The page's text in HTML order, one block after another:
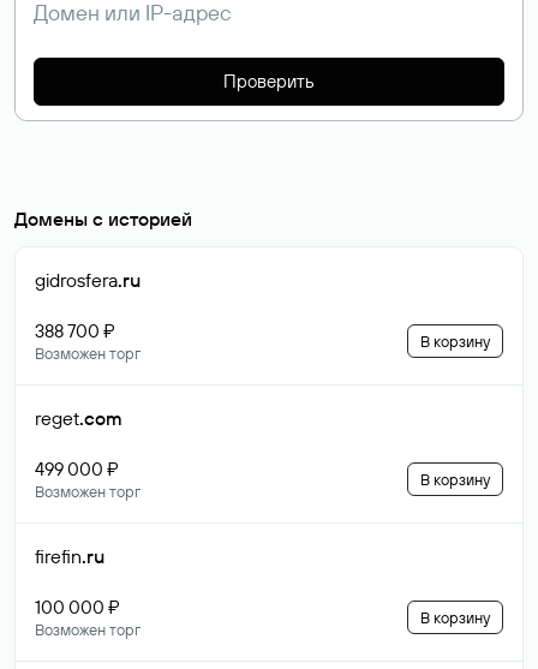
Проверить
Домены с историей
gidrosfera.ru
388 700 ₽
Возможен торг
В корзину
reget.com
499 000 ₽
Возможен торг
В корзину
firefin.ru
100 000 ₽
Возможен торг
В корзину